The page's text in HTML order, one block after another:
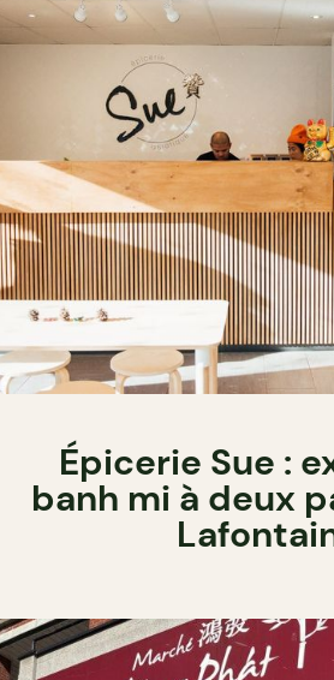
Épicerie Sue :
banh mi à deux